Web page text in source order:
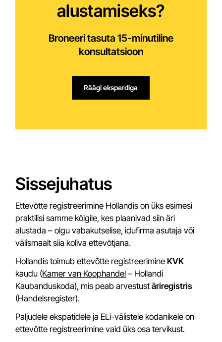
Sissejuhatus
Ettevõtte registreerimine Hollandis on üks esimesi
praktilisi samme kõigile, kes plaanivad siin äri
alustada – olgu vabakutselise, idufirma asutaja või
välismaalt siia koliva ettevõtjana.
Hollandis toimub ettevõtte registreerimine KVK
kaudu (Kamer van Koophandel – Hollandi
Kaubanduskoda), mis peab arvestustäriregistris
(Handelsregister).
Paljudele ekspatidele ja ELi-välistele kodanikele on
ettevõtte registreerimine vaid üks osa tervikust.
alustamiseks?
Broneeri tasuta 15-minutiline
konsultatsioon
Räägi eksperdiga